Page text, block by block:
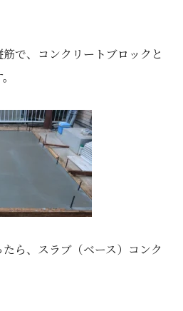
で、コンクリートブロックと
ら、スラブ（ベース）コンク